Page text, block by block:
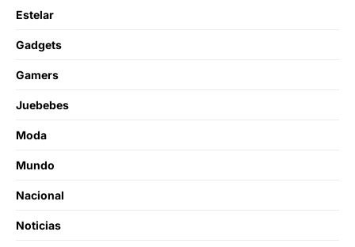
Estelar
Gadgets
Gamers
Juebebes
Moda
Mundo
Nacional
Noticias